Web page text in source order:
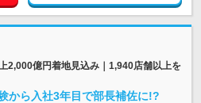
2,000億円着地見込み｜1,940店舗以上を
から入社3年目で部長補佐に!?